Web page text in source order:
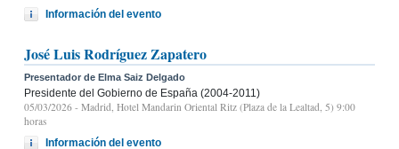
Información del evento
José Luis Rodríguez Zapatero
Presentador de Elma Saiz Delgado
Presidente del Gobierno de España (2004-2011)
05/03/2026 - Madrid, Hotel Mandarin Oriental Ritz (Plaza de la Lealtad, 5) 9:00
horas
Información del evento